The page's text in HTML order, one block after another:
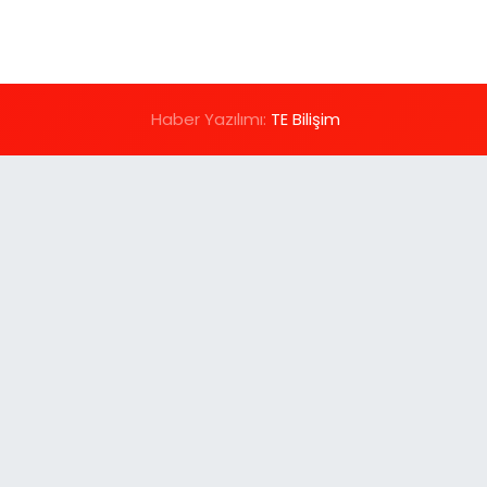
Haber Yazılımı: TE Bilişim